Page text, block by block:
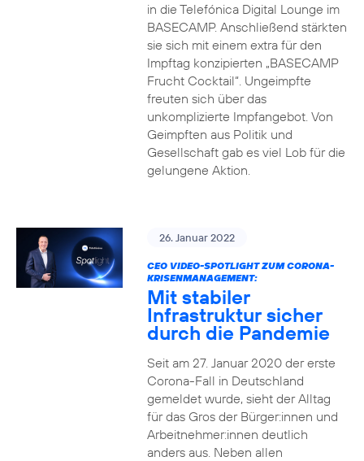
in die Telefónica Digital Lounge im
BASECAMP. Anschließend stärkten
sie sich mit einem extra für den
Impftag konzipierten „BASECAMP
Frucht Cocktail“. Ungeimpfte
freuten sich über das
unkomplizierte Impfangebot. Von
Geimpften aus Politik und
Gesellschaft gab es viel Lob für die
gelungene Aktion.
26. Januar 2022
CEO VIDEO-SPOTLIGHT ZUM CORONA-
KRISENMANAGEMENT:
Mit stabiler
Infrastruktur sicher
durch die Pandemie
Seit am 27. Januar 2020 der erste
Corona-Fall in Deutschland
gemeldet wurde, sieht der Alltag
für das Gros der Bürger:innen und
Arbeitnehmer:innen deutlich
anders aus. Neben allen